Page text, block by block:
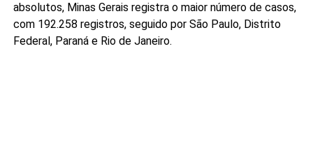
absolutos, Minas Gerais registra o maior número de casos,
com 192.258 registros, seguido por São Paulo, Distrito
Federal, Paraná e Rio de Janeiro.